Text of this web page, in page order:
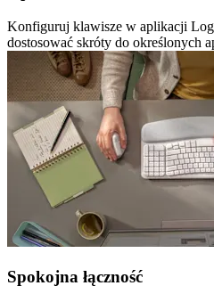
Konfiguruj klawisze w aplikacji
dostosować skróty do określonych
Spokojna łączność